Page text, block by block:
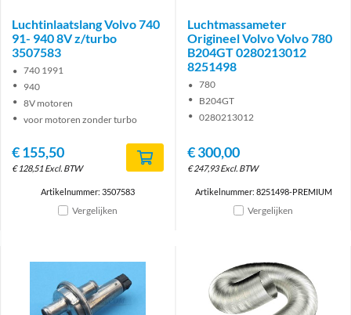
Luchtinlaatslang Volvo 740
91- 940 8V z/turbo
3507583
740 1991
940
8V motoren
voor motoren zonder turbo
€155,50
€128,51 Excl. BTW
Artikelnummer: 3507583
Vergelijken
Luchtmassameter
Origineel Volvo Volvo 780
B204GT 0280213012
8251498
780
B204GT
0280213012
€300,00
€247,93 Excl. BTW
Artikelnummer: 8251498-PREMIUM
Vergelijken